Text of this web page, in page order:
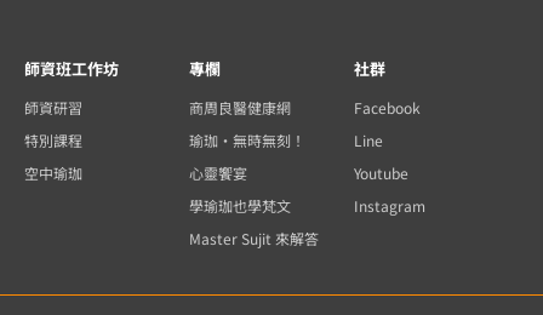
師資班工作坊
師資研習
特別課程
空中瑜珈
專欄
商周良醫健康網
瑜珈・無時無刻！
心靈饗宴
學瑜珈也學梵文
Master Sujit 來解答
社群
Facebook
Line
Youtube
Instagram